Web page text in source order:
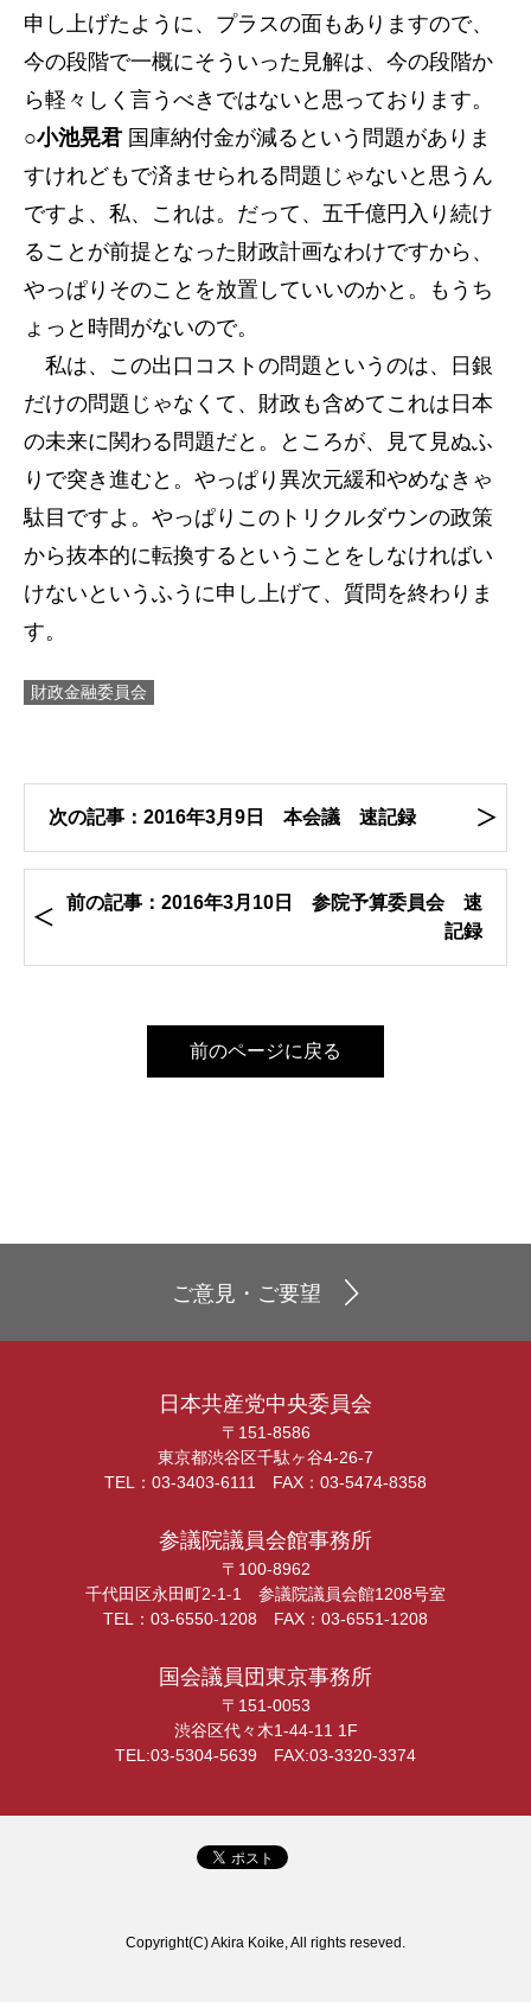
申し上げたように、プラスの面もありますので、
今の段階で一概にそういった見解は、今の段階か
ら軽々しく言うべきではないと思っております。
○小池晃君 国庫納付金が減るという問題がありま
すけれどもで済ませられる問題じゃないと思うん
ですよ、私、これは。だって、五千億円入り続け
ることが前提となった財政計画なわけですから、
やっぱりそのことを放置していいのかと。もうち
ょっと時間がないので。
私は、この出口コストの問題というのは、日銀
だけの問題じゃなくて、財政も含めてこれは日本
の未来に関わる問題だと。ところが、見て見ぬふ
りで突き進むと。やっぱり異次元緩和やめなきゃ
駄目ですよ。やっぱりこのトリクルダウンの政策
から抜本的に転換するということをしなければい
けないというふうに申し上げて、質問を終わりま
す。
財政金融委員会
次の記事：2016年3月9日 本会議 速記録
前の記事：2016年3月10日 参院予算委員会 速
記録
前のページに戻る
ご意見・ご要望
日本共産党中央委員会
〒151-8586
東京都渋谷区千駄ヶ谷4-26-7
TEL：03-3403-6111 FAX：03-5474-8358
参議院議員会館事務所
〒100-8962
千代田区永田町2-1-1 参議院議員会館1208号室
TEL：03-6550-1208 FAX：03-6551-1208
国会議員団東京事務所
〒151-0053
渋谷区代々木1-44-11 1F
TEL:03-5304-5639 FAX:03-3320-3374
Copyright(C) Akira Koike, All rights reseved.